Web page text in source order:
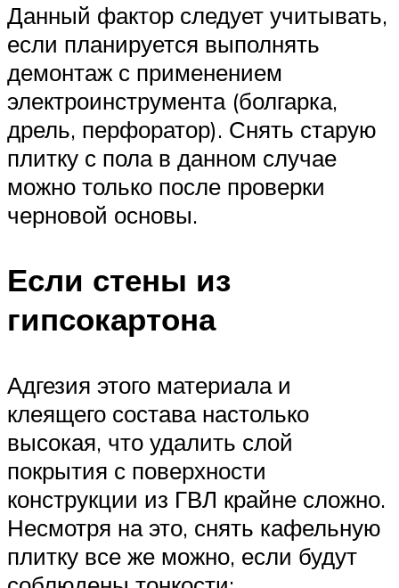
Данный фактор следует учитывать,
если планируется выполнять
демонтаж с применением
электроинструмента (болгарка,
дрель, перфоратор). Снять старую
плитку с пола в данном случае
можно только после проверки
черновой основы.
Если стены из
гипсокартона
Адгезия этого материала и
клеящего состава настолько
высокая, что удалить слой
покрытия с поверхности
конструкции из ГВЛ крайне сложно.
Несмотря на это, снять кафельную
плитку все же можно, если будут